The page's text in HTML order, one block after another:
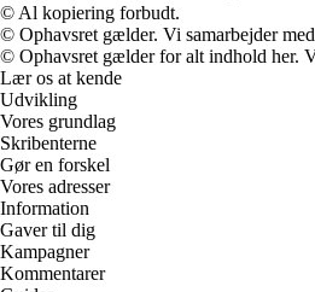
© Al kopiering forbudt.
© Ophavsret gælder. Vi samarbejder
© Ophavsret gælder for alt indhold her.
Lær os at kende
Udvikling
Vores grundlag
Skribenterne
Gør en forskel
Vores adresser
Information
Gaver til dig
Kampagner
Kommentarer